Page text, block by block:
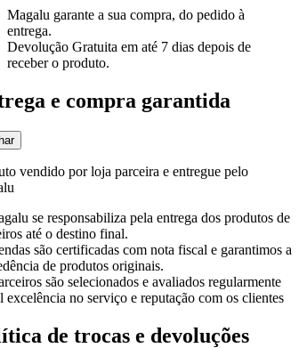
Magalu garante a sua compra, do pedido à
entrega.
Devolução Gratuita em até 7 dias depois de
receber o produto.
e compra garantida
vendido por loja parceira e entregue pelo
se responsabiliza pela entrega dos produtos de
até o destino final.
são certificadas com nota fiscal e garantimos a
de produtos originais.
são selecionados e avaliados regularmente
excelência no serviço e reputação com os clientes
de trocas e devoluções